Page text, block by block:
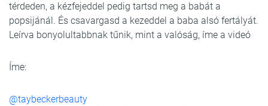
térdeden, a kézfejeddel pedig tartsd meg a babát a
popsijánál. És csavargasd a kezeddel a baba alsó fertályát.
Leírva bonyolultabbnak tűnik, mint a valóság, íme a videó
Íme:
@taybeckerbeauty